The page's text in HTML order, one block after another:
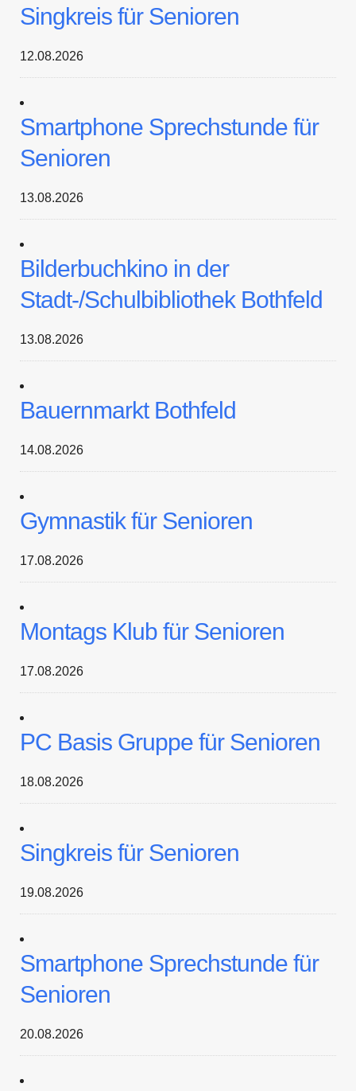
Singkreis für Senioren
12.08.2026
Smartphone Sprechstunde für
Senioren
13.08.2026
Bilderbuchkino in der
Stadt-/Schulbibliothek Bothfeld
13.08.2026
Bauernmarkt Bothfeld
14.08.2026
Gymnastik für Senioren
17.08.2026
Montags Klub für Senioren
17.08.2026
PC Basis Gruppe für Senioren
18.08.2026
Singkreis für Senioren
19.08.2026
Smartphone Sprechstunde für
Senioren
20.08.2026